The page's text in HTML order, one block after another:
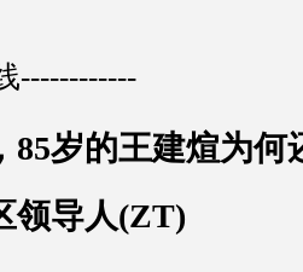
------------
85岁的王建煊为何
领导人(ZT)